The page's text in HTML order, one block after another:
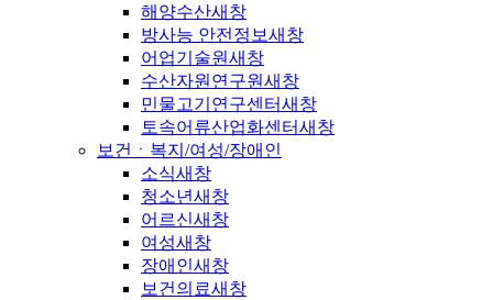
해양수산새창
방사능 안전정보새창
어업기술원새창
수산자원연구원새창
민물고기연구센터새창
토속어류산업화센터새창
보건ㆍ복지/여성/장애인
소식새창
청소년새창
어르신새창
여성새창
장애인새창
보건의료새창